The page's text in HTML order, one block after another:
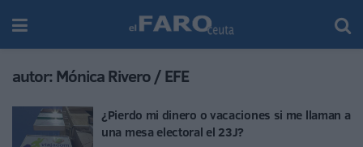
autor:Mónica Rivero / EFE
¿Pierdo mi dinero o vacaciones si me llaman a
una mesa electoral el 23J?